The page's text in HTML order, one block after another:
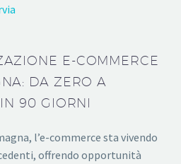
E-COMMERCE
DA ZERO A
90 GIORNI
l’e-commerce sta vivendo
offrendo opportunità